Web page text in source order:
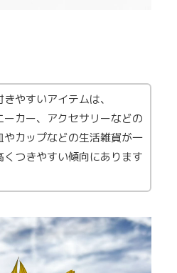
やすいアイテムは、
ーカー、アクセサリーなどの
やカップなどの生活雑貨が一
くつきやすい傾向にあります